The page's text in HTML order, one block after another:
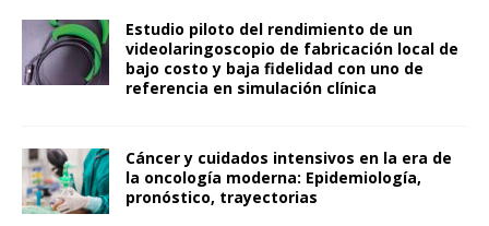
Estudio piloto del rendimiento de un
videolaringoscopio de fabricación local de
bajo costo y baja fidelidad con uno de
referencia en simulación clínica
Cáncer y cuidados intensivos en la era de
la oncología moderna: Epidemiología,
pronóstico, trayectorias